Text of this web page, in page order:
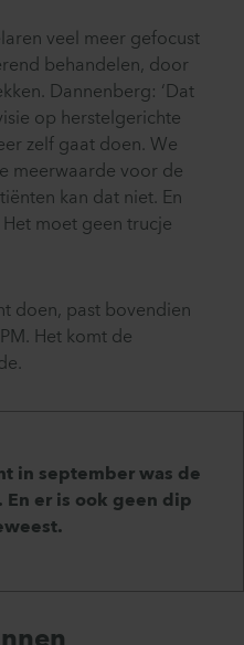
veel meer gefocust
behandelen, door
Dannenberg: ‘Dat
op herstelgerichte
zelf gaat doen. We
meerwaarde voor de
kan dat niet. En
moet geen trucje
doen, past bovendien
Het komt de
in september was de
er is ook geen dip